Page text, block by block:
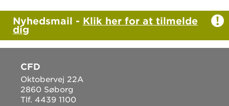
Nyhedsmail - Klik her for at tilmelde
dig
CFD
Oktobervej 22A
2860 Søborg
Tlf. 4439 1100